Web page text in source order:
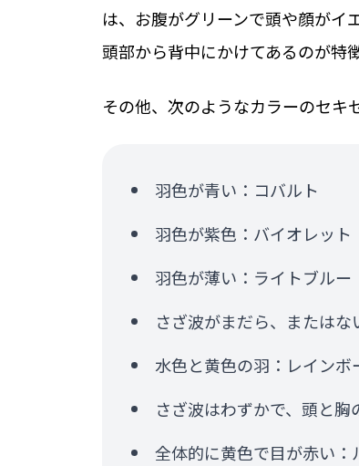
は、お腹がグリーンで頭や顔がイ
頭部から背中にかけてあるのが特徴
その他、次のようなカラーのセキ
羽色が青い：コバルト
羽色が紫色：バイオレット
羽色が薄い：ライトブルー
さざ波がまだら、またはな
水色と黄色の羽：レインボ
さざ波はわずかで、頭と
全体的に黄色で目が赤い：